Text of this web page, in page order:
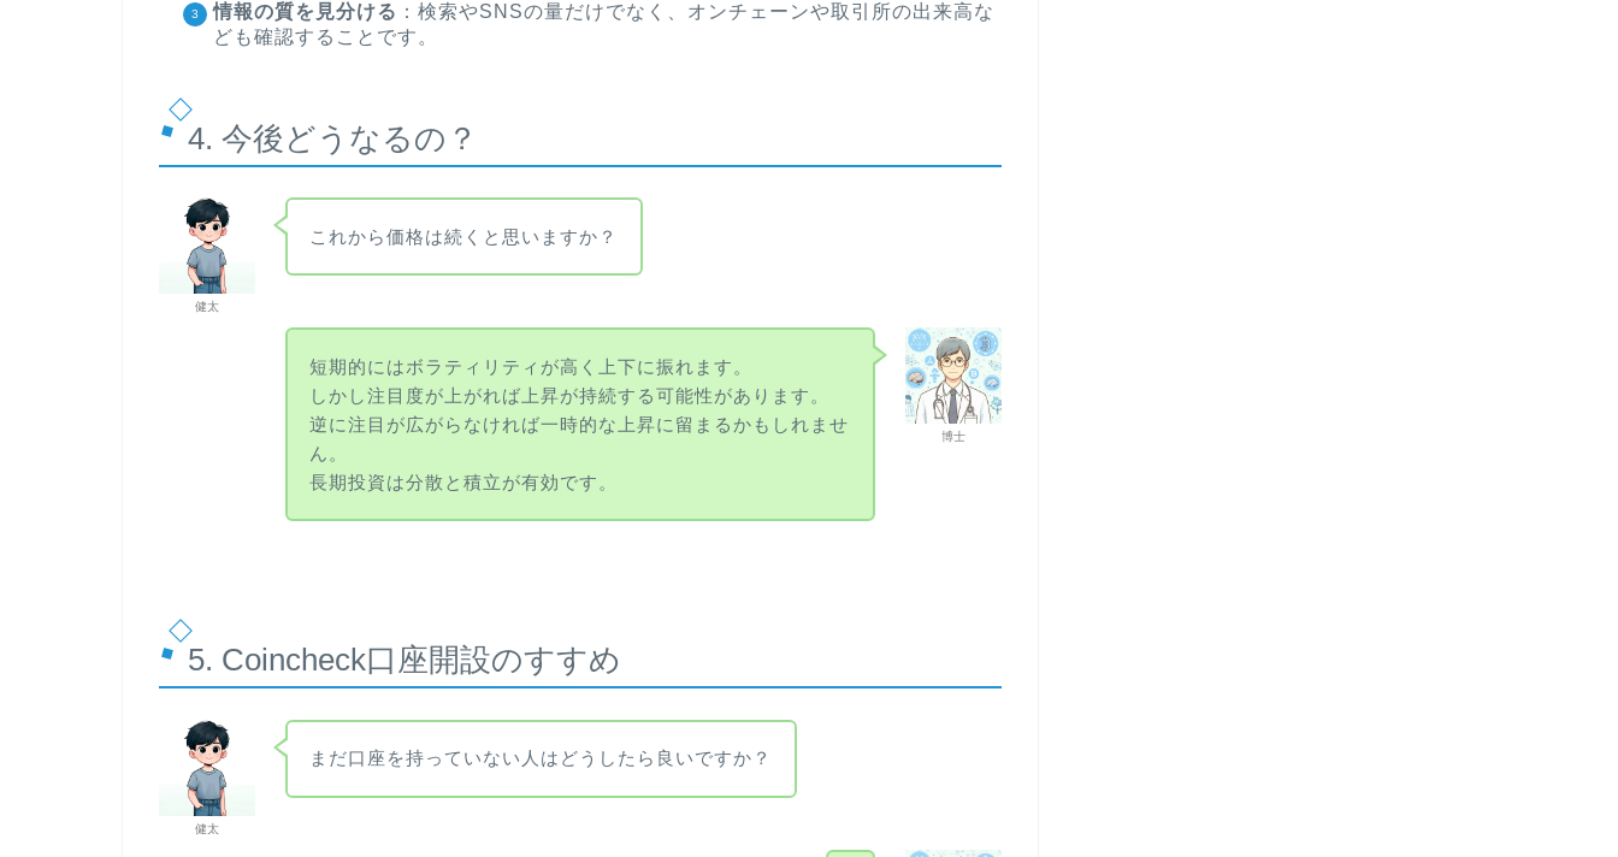
情報の質を見分ける ：検索やSNSの量だけでなく、オンチェーンや取引所の出来高な
ども確認することです。
4. 今後どうなるの？
健太
これから価格は続くと思いますか？
博士
短期的にはボラティリティが高く上下に振れます。
しかし注目度が上がれば上昇が持続する可能性があります。
逆に注目が広がらなければ一時的な上昇に留まるかもしれませ
ん。
長期投資は分散と積立が有効です。
5. Coincheck口座開設のすすめ
健太
まだ口座を持っていない人はどうしたら良いですか？